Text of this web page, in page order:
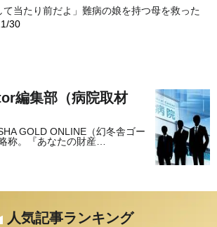
て当たり前だよ」難病の娘を持つ母を救った
30
編集部（病院取材
GOLD ONLINE（幻冬舎ゴー
称。『あなたの財産…
人気記事ランキング